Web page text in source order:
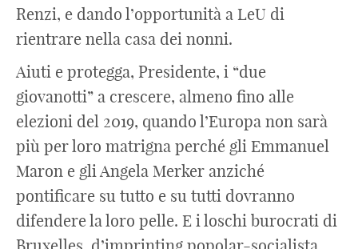
Renzi, e dando l’opportunità a LeU di
rientrare nella casa dei nonni.
Aiuti e protegga, Presidente, i “due
giovanotti” a crescere, almeno fino alle
elezioni del 2019, quando l’Europa non sarà
più per loro matrigna perché gli Emmanuel
Maron e gli Angela Merker anziché
pontificare su tutto e su tutti dovranno
difendere la loro pelle. E i loschi burocrati di